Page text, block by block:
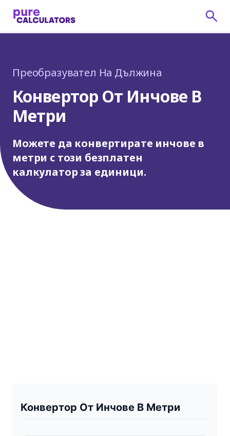
Преобразувател На Дължина
Конвертор От Инчове В
Метри
Можете да конвертирате инчове в
метри с този безплатен
калкулатор за единици.
Конвертор От Инчове В Метри